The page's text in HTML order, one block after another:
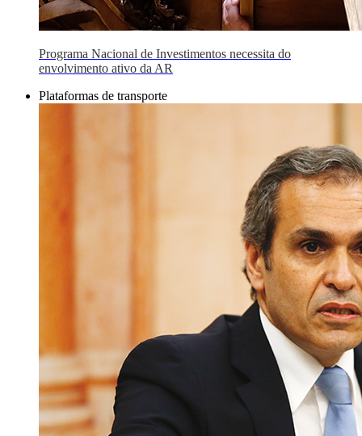
Programa Nacional de Investimentos necessita do
envolvimento ativo da AR
Plataformas de transporte